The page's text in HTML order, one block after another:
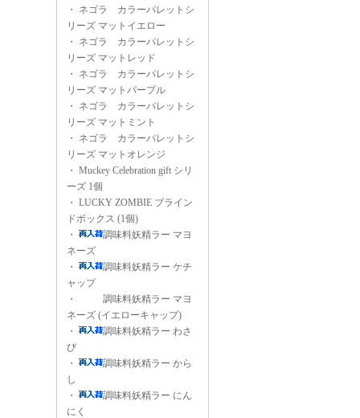
・ ネゴラ カラーパレットシ
リーズ マットイエロー
・ ネゴラ カラーパレットシ
リーズ マットレッド
・ ネゴラ カラーパレットシ
リーズ マットパープル
・ ネゴラ カラーパレットシ
リーズ マットミント
・ ネゴラ カラーパレットシ
リーズ マットオレンジ
・ Muckey Celebration gift シリ
ーズ 1個
・ LUCKY ZOMBIE ブライン
ドボックス (1個)
・
調味料妖精ラー マヨ
ネーズ
・
調味料妖精ラー ケチ
ャップ
・
調味料妖精ラー マヨ
ネーズ (イエローキャップ)
・
調味料妖精ラー わさ
び
・
調味料妖精ラー から
し
・
調味料妖精ラー にん
にく